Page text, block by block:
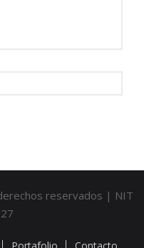
reservados | NIT